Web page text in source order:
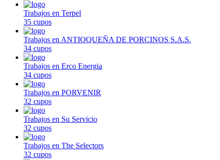
Trabajos en Terpel
35 cupos
Trabajos en ANTIOQUEÑA DE PORCINOS S.A.S.
34 cupos
Trabajos en Erco Energia
34 cupos
Trabajos en PORVENIR
32 cupos
Trabajos en Su Servicio
32 cupos
Trabajos en The Selectors
32 cupos